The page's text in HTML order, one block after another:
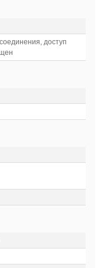
доступ